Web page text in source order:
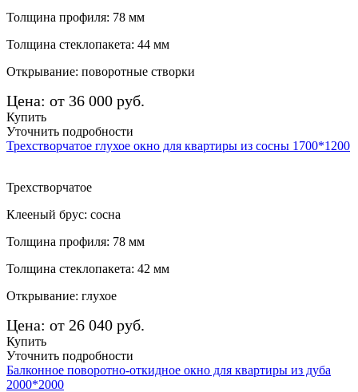
Толщина профиля: 78 мм
Толщина стеклопакета: 44 мм
Открывание: поворотные створки
Цена: от 36 000 руб.
Купить
Уточнить подробности
Трехстворчатое глухое окно для квартиры из сосны 1700*1200
Трехстворчатое
Клееный брус: сосна
Толщина профиля: 78 мм
Толщина стеклопакета: 42 мм
Открывание: глухое
Цена: от 26 040 руб.
Купить
Уточнить подробности
Балконное поворотно-откидное окно для квартиры из дуба
2000*2000